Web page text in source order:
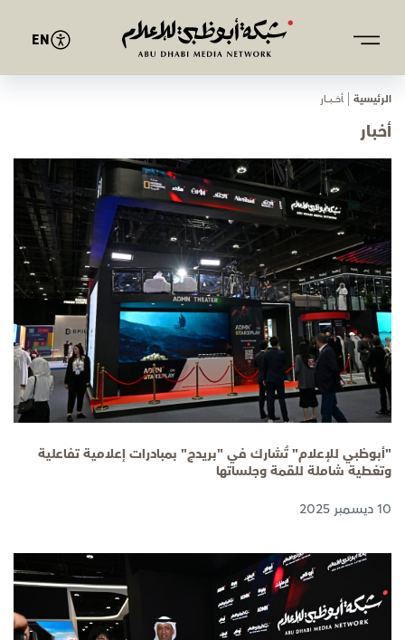
EN
الرئيسية ﺄﺧـــﺒـــﺎر
أخبار
"أبوظبي للإعلام" تُشارك في "بريدج" بمبادرات إعلامية تفاعلية
وتغطية شاملة للقمة وجلساتها
10 ديسمبر 2025